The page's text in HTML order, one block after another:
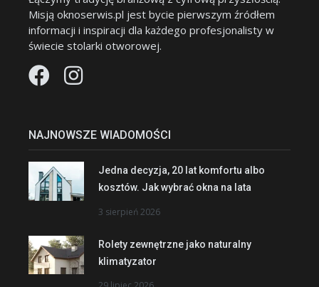
Misją oknoserwis.pl jest bycie pierwszym źródłem
informacji i inspiracji dla każdego profesjonalisty w
świecie stolarki otworowej.
NAJNOWSZE WIADOMOŚCI
Jedna decyzja, 20 lat komfortu albo
kosztów. Jak wybrać okna na lata
3 sierpień 2026
Rolety zewnętrzne jako naturalny
klimatyzator